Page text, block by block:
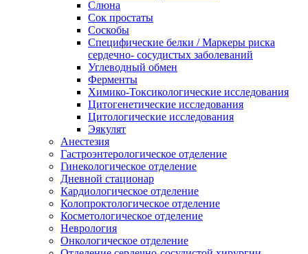
Слюна
Сок простаты
Соскобы
Специфические белки / Маркеры риска
сердечно- сосудистых заболеваний
Углеводный обмен
Ферменты
Химико-Токсикологические исследования
Цитогенетические исследования
Цитологические исследования
Эякулят
Анестезия
Гастроэнтерологическое отделение
Гинекологическое отделение
Дневной стационар
Кардиологическое отделение
Колопроктологическое отделение
Косметологическое отделение
Неврология
Онкологическое отделение